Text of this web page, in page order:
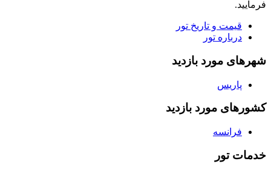
و تاریخ تور
تور
مورد بازدید
مورد بازدید
تور